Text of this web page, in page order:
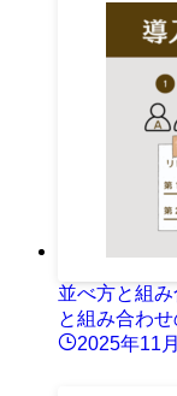
並べ方と組
と組み合わ
2025年11